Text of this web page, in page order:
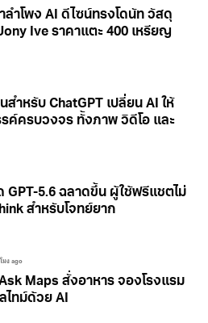
ำโพง AI ดีไซน์ทรงโดนัท วัสดุ
Ive ราคาแตะ 400 เหรียญ
ำหรับ ChatGPT เปลี่ยน AI ให้
ค์ครบวงจร ทั้งภาพ วิดีโอ และ
GPT-5.6 ฉลาดขึ้น ผู้ใช้ฟรีแชตไม่
สำหรับโจทย์ยาก
มง ago
Maps สั่งอาหาร จองโรงแรม
ไทม์ด้วย AI